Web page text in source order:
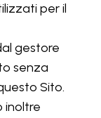
per il
gestore
senza
Sito.
inoltre